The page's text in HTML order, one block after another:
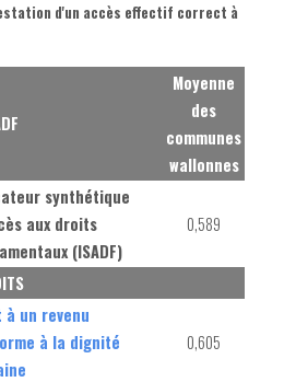
d'un accès effectif correct à
Moyenne
des
communes
wallonnes
synthétique
aux droits
(ISADF)
0,589
à un revenu
à la dignité
0,605